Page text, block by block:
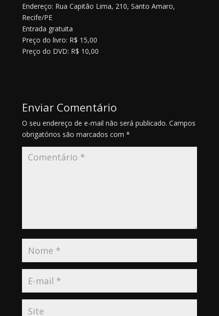
Endereço: Rua Capitão Lima, 210, Santo Amaro,
Recife/PE
Entrada gratuita
Preço do livro: R$ 15,00
Preço do DVD: R$ 10,00
Enviar Comentário
O seu endereço de e-mail não será publicado. Campos
obrigatórios são marcados com *